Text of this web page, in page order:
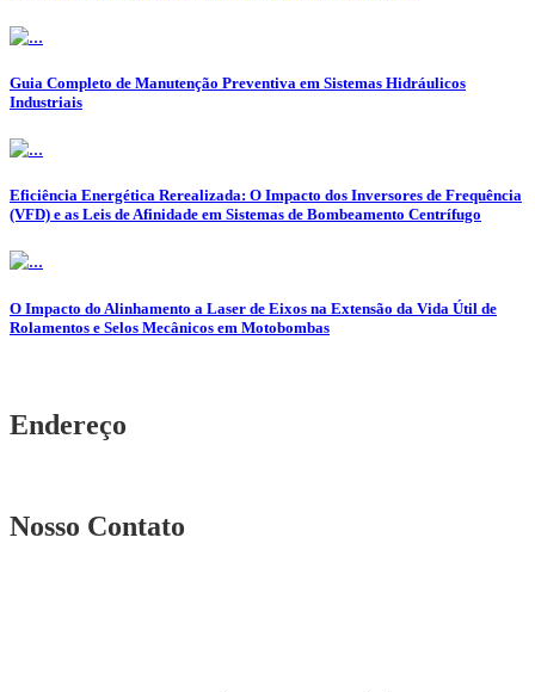
Guia Completo de Manutenção Preventiva em Sistemas Hidráulicos
Industriais
Eficiência Energética Rerealizada: O Impacto dos Inversores de Frequência
(VFD) e as Leis de Afinidade em Sistemas de Bombeamento Centrífugo
O Impacto do Alinhamento a Laser de Eixos na Extensão da Vida Útil de
Rolamentos e Selos Mecânicos em Motobombas
Endereço
Nosso Contato